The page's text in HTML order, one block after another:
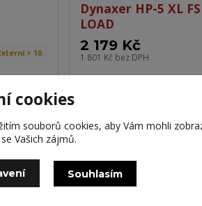
> 10
Dynaxer HP-5 XL
LOAD
2 179 Kč
1 801 Kč bez DPH
MICHELIN
cookies
souborů cookies, aby Vám mohli
Vašich zájmů.
Souhlasím